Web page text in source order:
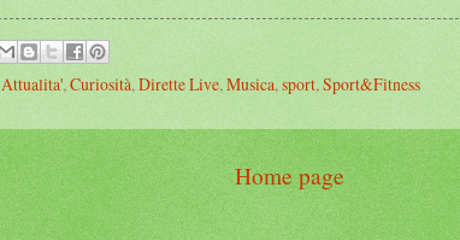
Attualita',Curiosità,Dirette Live,Musica,sport,Sport&Fitness
Home page